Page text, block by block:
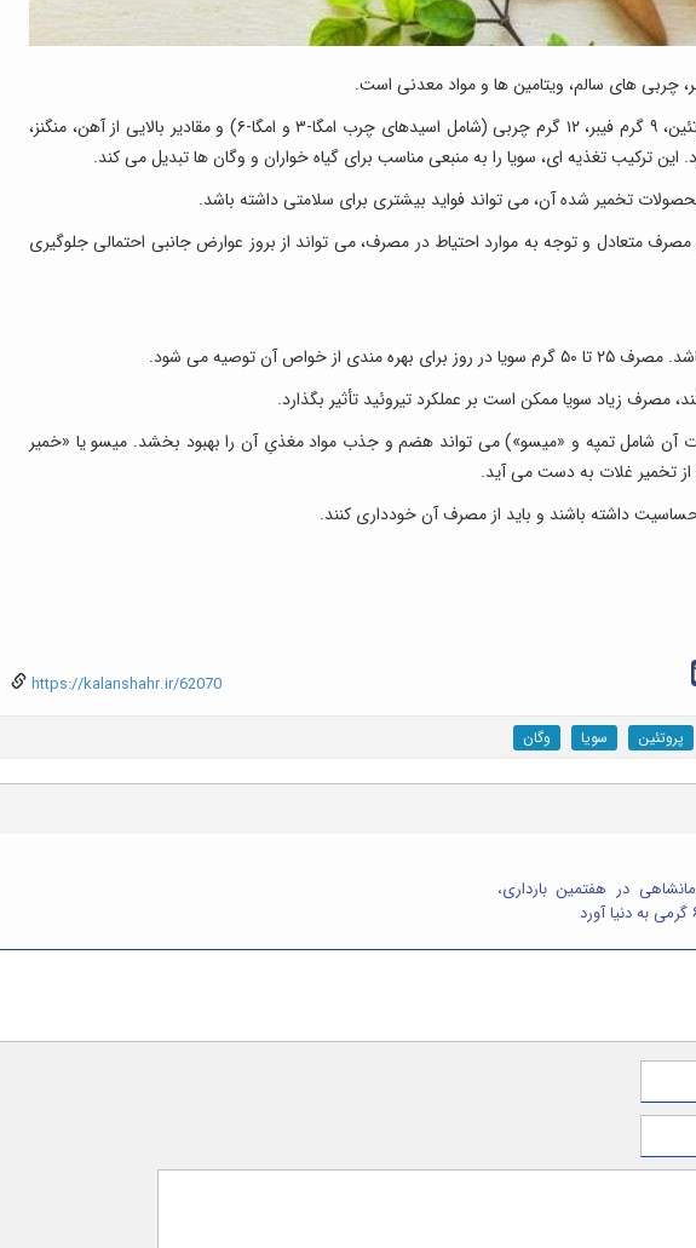
چربی های سالم، ویتامین ها و مواد معدنی است.
در ۱۰۰ گرم سویا حدود ۳۶ گرم پروتئین، ۹ گرم فیبر، ۱۲ گرم چربی (شامل اسیدهای چرب امگا-۳ و امگا-۶) و مقادیر بالایی از آهن، منگنز،
تخمیر شده آن، می تواند فواید بیشتری برای سلامتی داشته باشد.
متعادل و توجه به موارد احتیاط در مصرف، می تواند از بروز عوارض جانبی احتمالی جلوگیری
آن شامل تمپه و «میسو») می تواند هضم و جذب مواد مغذیِ آن را بهبود بخشد. میسو یا «خمیر
تخمیر غلات به دست می آید.
https://kalanshahr.ir/62070
پروتئین سویا وگان
کرمانشاهی در هفتمین بارداری،